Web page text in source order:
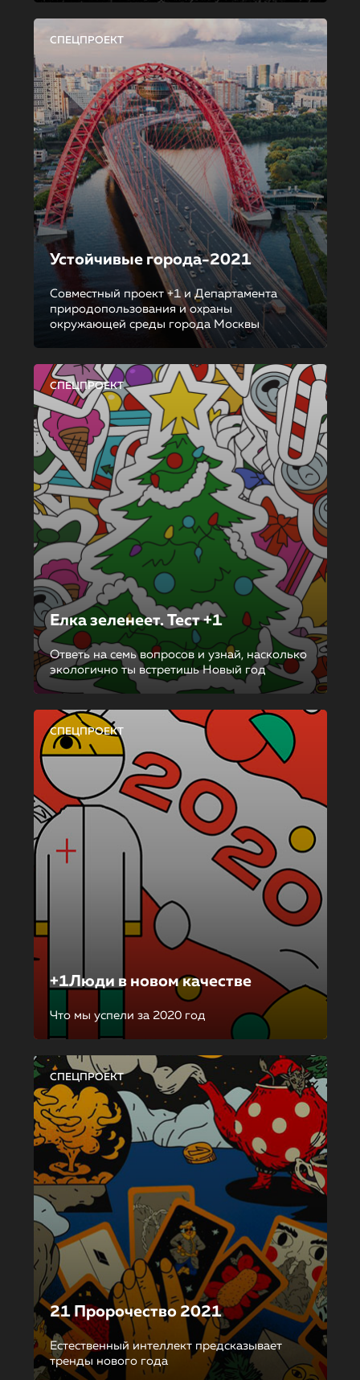
СПЕЦПРОЕКТ
Устойчивые города-2021
Совместный проект +1 и Департамента
природопользования и охраны
окружающей среды города Москвы
СПЕЦПРОЕКТ
Елка зеленеет. Тест +1
Ответь на семь вопросов и узнай, насколько
экологично ты встретишь Новый год
СПЕЦПРОЕКТ
+1Люди в новом качестве
Что мы успели за 2020 год
СПЕЦПРОЕКТ
21 Пророчество 2021
Естественный интеллект предсказывает
тренды нового года